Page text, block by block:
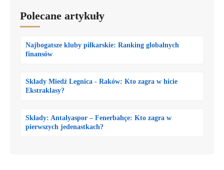
Polecane artykuły
Najbogatsze kluby piłkarskie: Ranking globalnych
finansów
Składy Miedź Legnica - Raków: Kto zagra w hicie
Ekstraklasy?
Składy: Antalyaspor – Fenerbahçe: Kto zagra w
pierwszych jedenastkach?